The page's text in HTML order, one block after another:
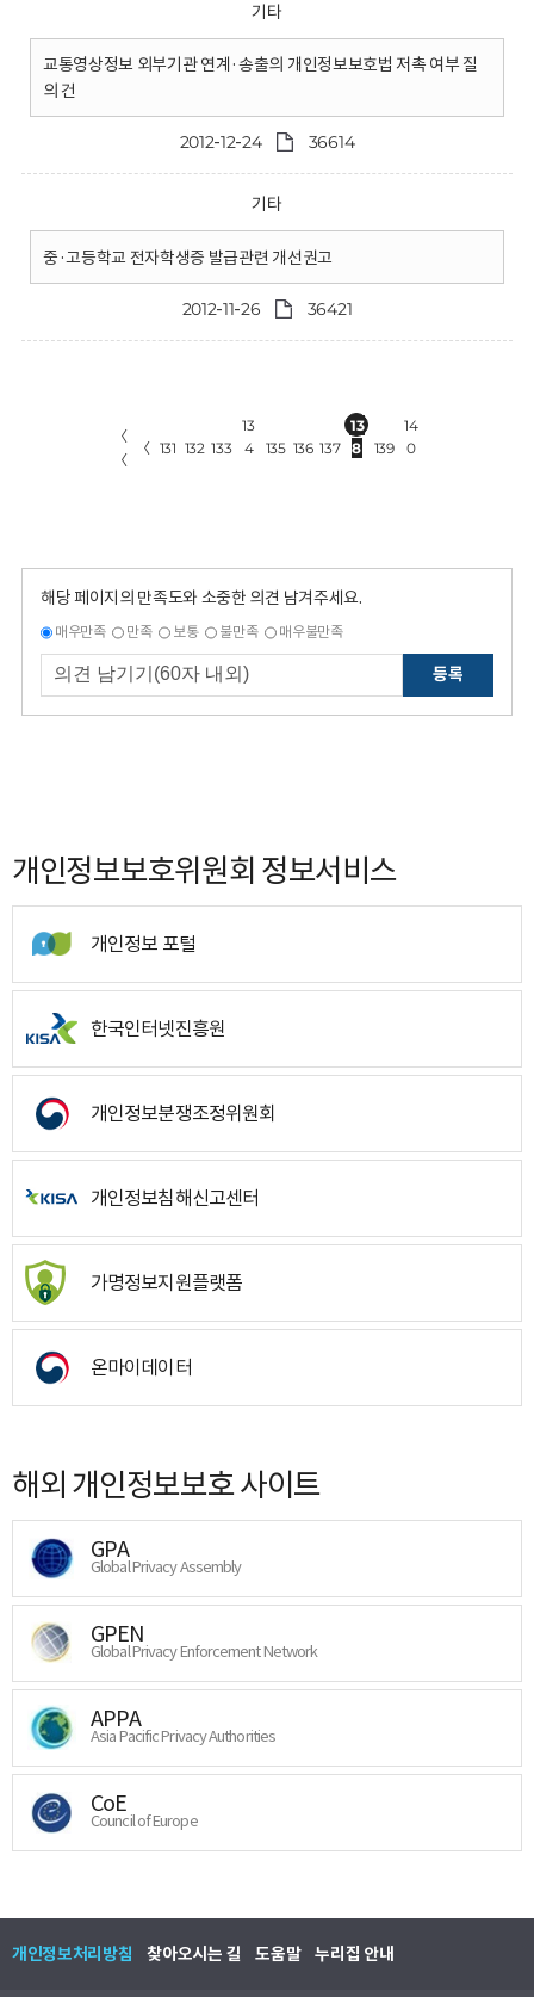
기타
교통영상정보 외부기관 연계·송출의 개인정보보호법 저촉 여부 질
의 건
2012-12-24 36614
기타
중·고등학교 전자학생증 발급관련 개선권고
2012-11-26 36421
〈
〈
〈 131 132 133
13
4
135 136 137
13
8
139
14
0
해당 페이지의 만족도와 소중한 의견 남겨주세요.
매우만족 만족 보통 불만족 매우불만족
등록
개인정보보호위원회 정보서비스
개인정보 포털
한국인터넷진흥원
개인정보분쟁조정위원회
개인정보침해신고센터
가명정보지원플랫폼
온마이데이터
해외 개인정보보호 사이트
GPA
Global Privacy Assembly
GPEN
Global Privacy Enforcement Network
APPA
Asia Pacific Privacy Authorities
CoE
Council of Europe
개인정보처리방침 찾아오시는 길 도움말 누리집 안내